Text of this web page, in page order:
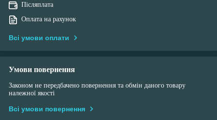
Післяплата
Оплата на рахунок
Всі умови оплати
Умови повернення
Законом не передбачено повернення та обмін даного товару
належної якості
Всі умови повернення